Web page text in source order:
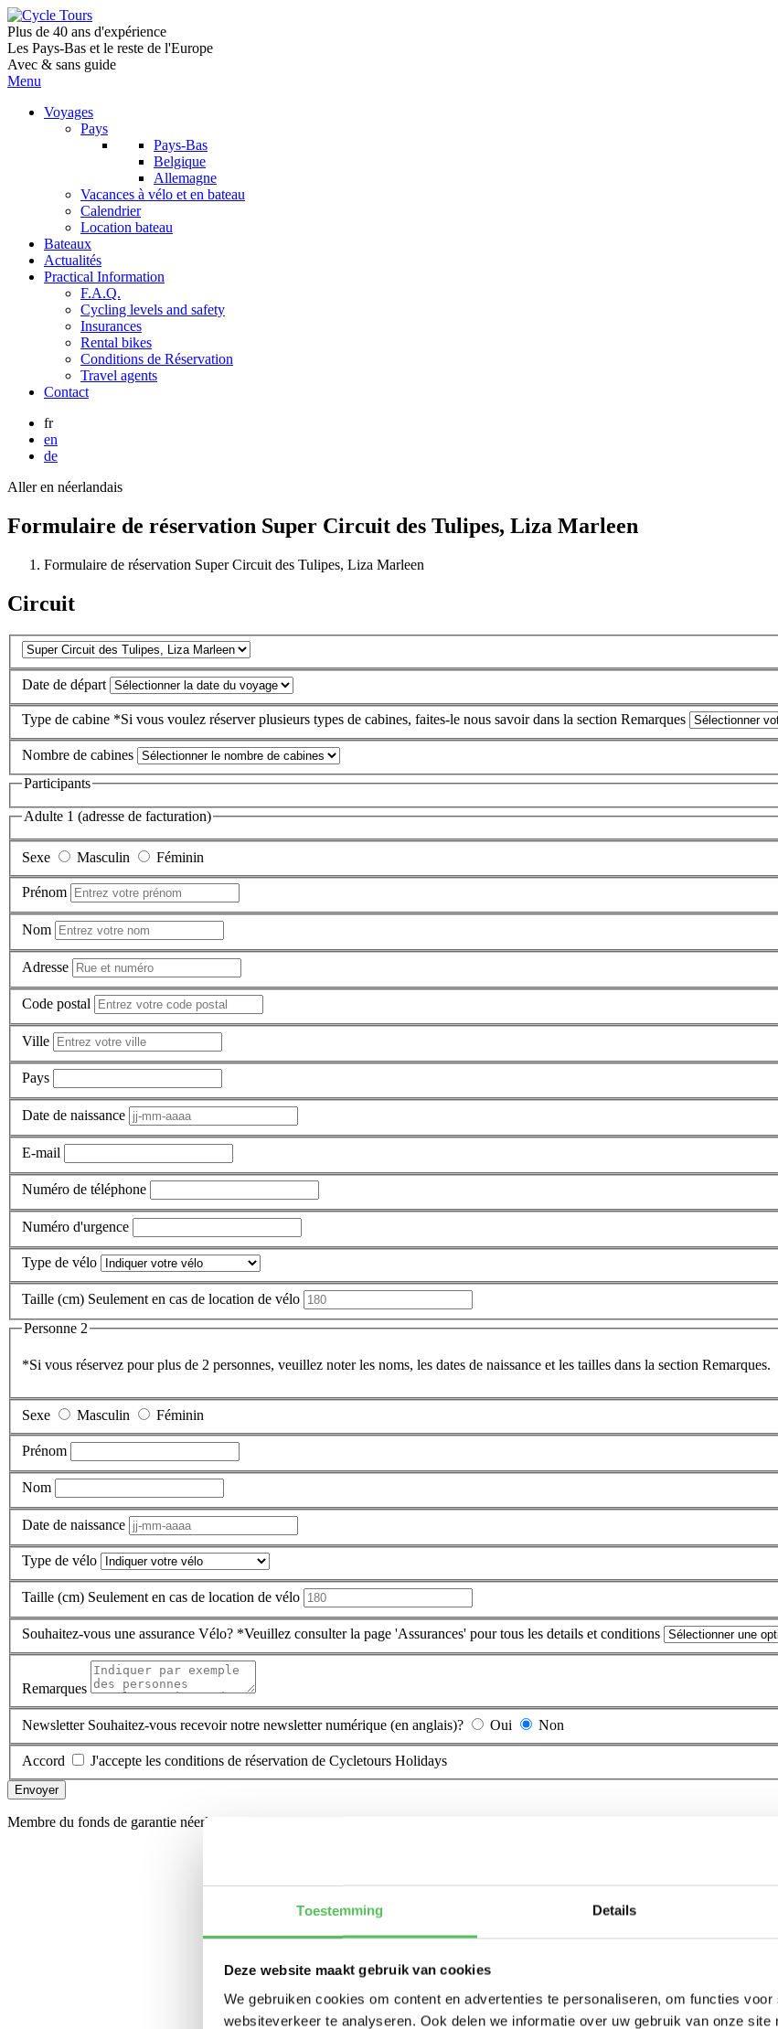
Toestemming Details
Deze website maakt gebruik van cookies
We gebruiken cookies om content en advertenties te personaliseren, om functies
websiteverkeer te analyseren. Ook delen we informatie over uw gebruik van onze
Plus de 40 ans d'expérience
Les Pays-Bas et le reste de l'Europe
Avec & sans guide
Menu
Voyages
Pays
Pays-Bas
Belgique
Allemagne
Vacances à vélo et en bateau
Calendrier
Location bateau
Bateaux
Actualités
Practical Information
F.A.Q.
Cycling levels and safety
Insurances
Rental bikes
Conditions de Réservation
Travel agents
Contact
fr
en
de
Aller en néerlandais
Formulaire de réservation Super Circuit des Tulipes, Liza Marleen
Formulaire de réservation Super Circuit des Tulipes, Liza Marleen
Circuit
Date de départ
Type de cabine *Si vous voulez réserver plusieurs types de cabines, faites-le nous savoir dans la section Remarques
Nombre de cabines
Participants
Adulte 1 (adresse de facturation)
Sexe Masculin Féminin
Prénom
Nom
Adresse
Code postal
Ville
Pays
Date de naissance
E-mail
Numéro de téléphone
Numéro d'urgence
Type de vélo
Taille (cm) Seulement en cas de location de vélo
Personne 2
*Si vous réservez pour plus de 2 personnes, veuillez noter les noms, les dates de naissance et les tailles dans la section Remarques.
Sexe Masculin Féminin
Prénom
Nom
Date de naissance
Type de vélo
Taille (cm) Seulement en cas de location de vélo
Souhaitez-vous une assurance Vélo? *Veuillez consulter la page 'Assurances' pour tous les details et conditions
Remarques
Newsletter Souhaitez-vous recevoir notre newsletter numérique (en anglais)? Oui Non
Accord J'accepte les conditions de réservation de Cycletours Holidays
Envoyer
Membre du fonds de garantie néerlandais